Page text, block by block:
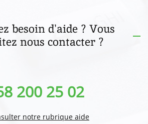
besoin d'aide ? Vous
nous contacter ?
200 25 02
notre rubrique aide